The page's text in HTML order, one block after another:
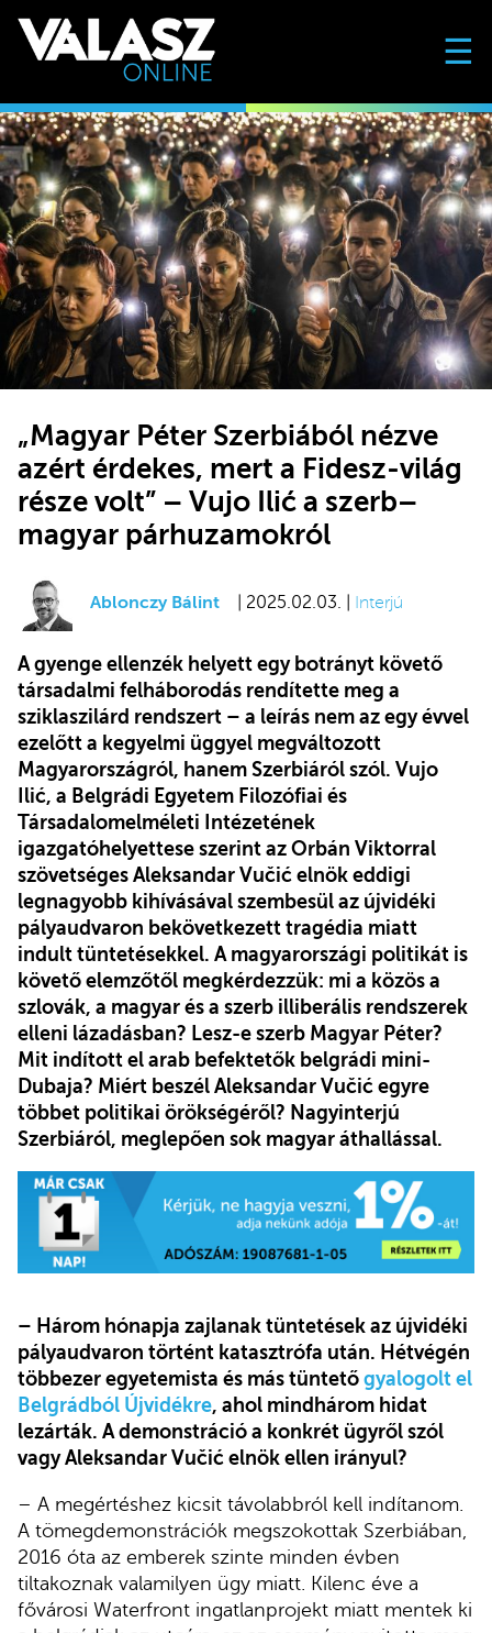
☰
„Magyar Péter Szerbiából nézve
azért érdekes, mert a Fidesz-világ
része volt” – Vujo Ilić a szerb–
magyar párhuzamokról
Ablonczy Bálint | 2025.02.03. | Interjú
A gyenge ellenzék helyett egy botrányt követő
társadalmi felháborodás rendítette meg a
sziklaszilárd rendszert – a leírás nem az egy évvel
ezelőtt a kegyelmi üggyel megváltozott
Magyarországról, hanem Szerbiáról szól. Vujo
Ilić, a Belgrádi Egyetem Filozófiai és
Társadalomelméleti Intézetének
igazgatóhelyettese szerint az Orbán Viktorral
szövetséges Aleksandar Vučić elnök eddigi
legnagyobb kihívásával szembesül az újvidéki
pályaudvaron bekövetkezett tragédia miatt
indult tüntetésekkel. A magyarországi politikát is
követő elemzőtől megkérdezzük: mi a közös a
szlovák, a magyar és a szerb illiberális rendszerek
elleni lázadásban? Lesz-e szerb Magyar Péter?
Mit indított el arab befektetők belgrádi mini-
Dubaja? Miért beszél Aleksandar Vučić egyre
többet politikai örökségéről? Nagyinterjú
Szerbiáról, meglepően sok magyar áthallással.
– Három hónapja zajlanak tüntetések az újvidéki
pályaudvaron történt katasztrófa után. Hétvégén
többezer egyetemista és más tüntető gyalogolt el
Belgrádból Újvidékre, ahol mindhárom hidat
lezárták. A demonstráció a konkrét ügyről szól
vagy Aleksandar Vučić elnök ellen irányul?
– A megértéshez kicsit távolabbról kell indítanom.
A tömegdemonstrációk megszokottak Szerbiában,
2016 óta az emberek szinte minden évben
tiltakoznak valamilyen ügy miatt. Kilenc éve a
fővárosi Waterfront ingatlanprojekt miatt mentek ki